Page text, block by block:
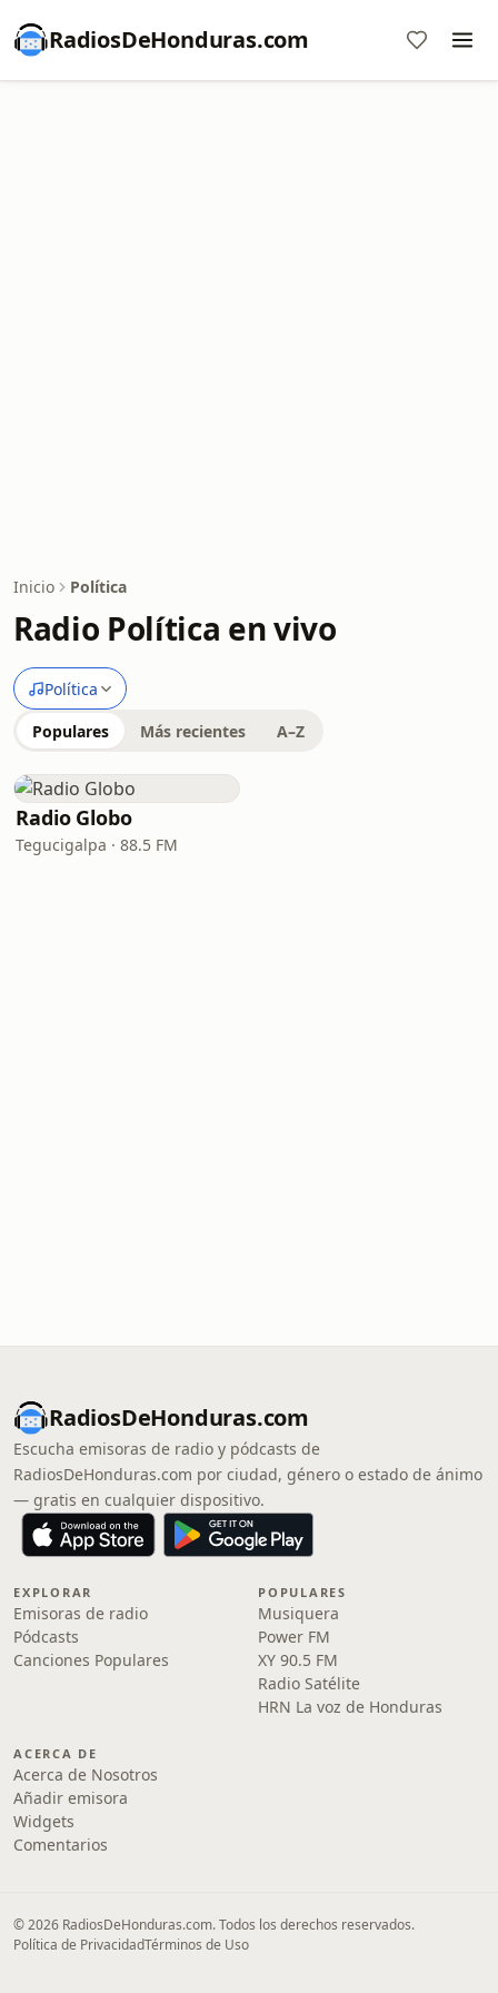
RadiosDeHonduras.com
Inicio Política
Radio Política en vivo
Política
Populares Más recientes A–Z
Radio Globo
Tegucigalpa · 88.5 FM
RadiosDeHonduras.com
Escucha emisoras de radio y pódcasts de
RadiosDeHonduras.com por ciudad, género o estado de ánimo
— gratis en cualquier dispositivo.
EXPLORAR
Emisoras de radio
Pódcasts
Canciones Populares
POPULARES
Musiquera
Power FM
XY 90.5 FM
Radio Satélite
HRN La voz de Honduras
ACERCA DE
Acerca de Nosotros
Añadir emisora
Widgets
Comentarios
© 2026 RadiosDeHonduras.com. Todos los derechos reservados.
Política de PrivacidadTérminos de Uso